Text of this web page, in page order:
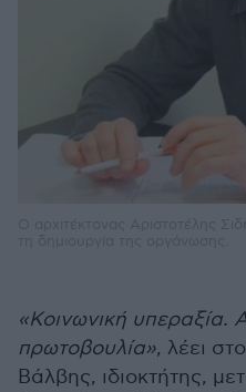
«Κοινωνική υπεραξία.
πρωτοβουλία», λέει
Βάλβης, ιδιοκτήτης,